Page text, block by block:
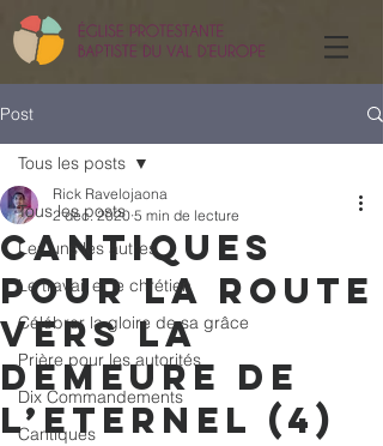
Post
Tous les posts
Les uns les autres
Le travail et le chrétien
Célébrer la gloire de sa grâce
Prière pour les autorités
Dix Commandements
Cantiques
Tous les posts
Cantiques
pour la route
vers la
demeure de
l’Eternel (4)
Rick Ravelojaona
2 déc. 2020 5 min de lecture